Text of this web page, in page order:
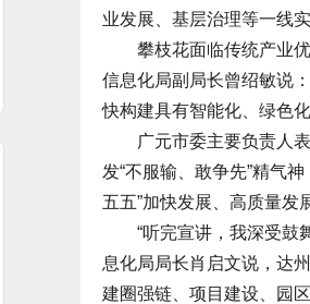
业发展、基层治理等一线
攀枝花面临传统产业优
信息化局副局长曾绍敏说
快构建具有智能化、绿色
广元市委主要负责人表
发“不服输、敢争先”精气
五五”加快发展、高质量发
“听完宣讲，我深受鼓舞
息化局局长肖启文说，达
建圈强链、项目建设、园